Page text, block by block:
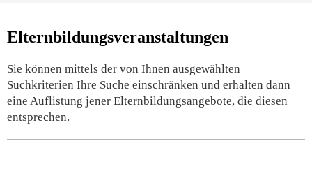
Elternbildungsveranstaltungen
Sie können mittels der von Ihnen ausgewählten
Suchkriterien Ihre Suche einschränken und erhalten dann
eine Auflistung jener Elternbildungsangebote, die diesen
entsprechen.